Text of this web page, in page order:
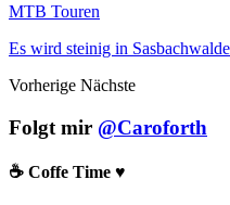
MTB Touren
Es wird steinig in
Vorherige Nächste
Folgt mir @Caroforth
☕️ Coffe Time ♥️